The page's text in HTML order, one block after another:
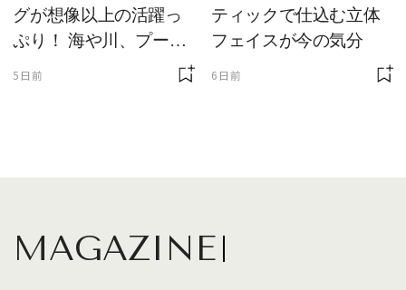
グが想像以上の活躍っ
ぷり！ 海や川、プール
5日前
ティックで仕込む立体
フェイスが今の気分
6日前
MAGAZINE